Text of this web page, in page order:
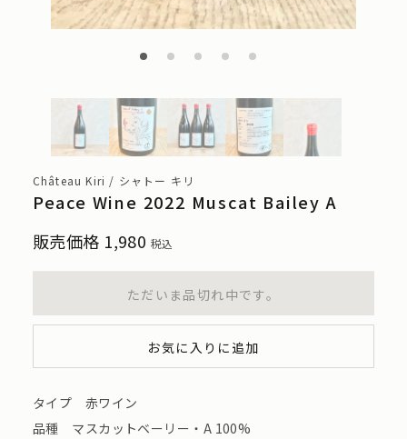
Château Kiri / シャトー キリ
Peace Wine 2022 Muscat Bailey A
販売価格 1,980 税込
ただいま品切れ中です。
お気に入りに追加
タイプ 赤ワイン
品種 マスカットベーリー・A 100%